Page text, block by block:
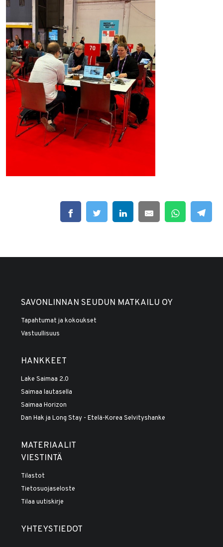
SAVONLINNAN SEUDUN MATKAILU OY
Tapahtumat ja kokoukset
Vastuullisuus
HANKKEET
Lake Saimaa 2.0
Saimaa lautasella
Saimaa Horizon
Dan Hak ja Long Stay - Etelä-Korea Selvityshanke
MATERIAALIT
VIESTINTÄ
Tilastot
Tietosuojaseloste
Tilaa uutiskirje
YHTEYSTIEDOT